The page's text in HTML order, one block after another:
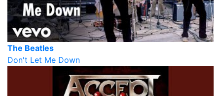
The Beatles
Don't Let Me Down